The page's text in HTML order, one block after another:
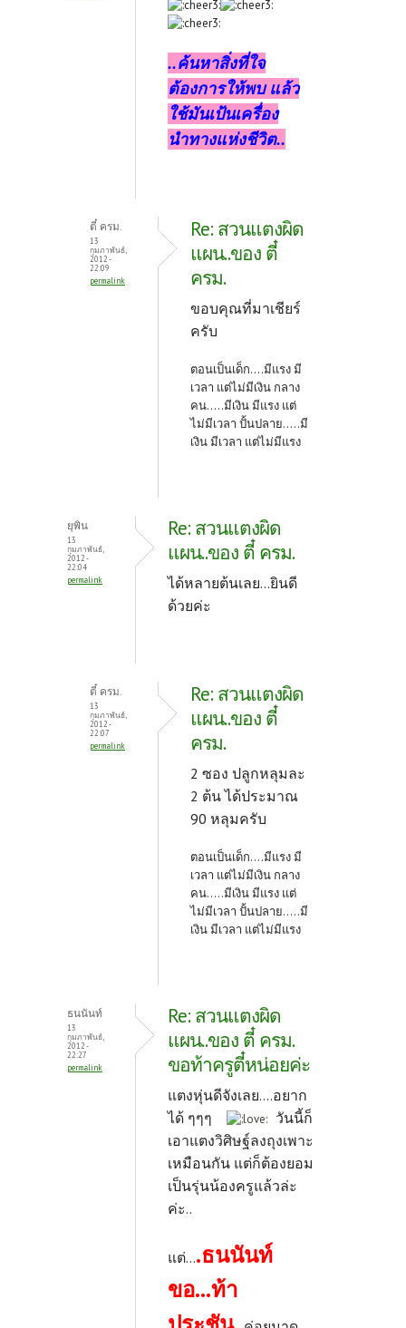
..ค้นหาสิ่งที่ใจ
ต้องการให้พบ แล้ว
ใช้มันเป้นเครื่อง
นำทางแห่งชีวิต..
ตี๋ ครม.
13
กุมภาพันธ์,
2012 -
22:09
permalink
Re: สวนแตงผิด
แผน..ของ ตี๋
ครม.
ขอบคุณที่มาเชียร์
ครับ
ตอนเป็นเด็ก....มีแรง มี
เวลา แต่ไม่มีเงิน กลาง
คน.....มีเงิน มีแรง แต่
ไม่มีเวลา ปั้นปลาย.....มี
เงิน มีเวลา แต่ไม่มีแรง
ยุพิน
13
กุมภาพันธ์,
2012 -
22:04
permalink
Re: สวนแตงผิด
แผน..ของ ตี๋ ครม.
ได้หลายต้นเลย...ยินดี
ด้วยค่ะ
ตี๋ ครม.
13
กุมภาพันธ์,
2012 -
22:07
permalink
Re: สวนแตงผิด
แผน..ของ ตี๋
ครม.
2 ซอง ปลูกหลุมละ
2 ต้น ได้ประมาณ
90 หลุมครับ
ตอนเป็นเด็ก....มีแรง มี
เวลา แต่ไม่มีเงิน กลาง
คน.....มีเงิน มีแรง แต่
ไม่มีเวลา ปั้นปลาย.....มี
เงิน มีเวลา แต่ไม่มีแรง
ธนนันท์
13
กุมภาพันธ์,
2012 -
22:27
permalink
Re: สวนแตงผิด
แผน..ของ ตี๋ ครม.
ขอท้าครูตี๋หน่อยค่ะ
แตงหุ่นดีจังเลย....อยาก
ได้ ๆๆๆ
วันนี้ก็
เอาแตงวิศิษฐ์ลงถุงเพาะ
เหมือนกัน แต่ก็ต้องยอม
เป็นรุ่นน้องครูแล้วล่ะ
ค่ะ..
แต่....ธนนันท์
ขอ...ท้า